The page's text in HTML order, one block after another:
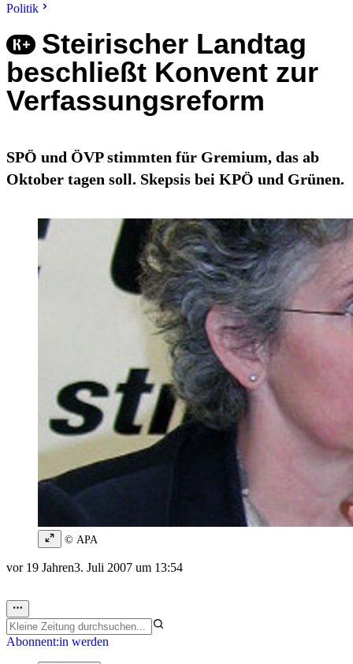
Politik
Steirischer Landtag
beschließt Konvent zur
Verfassungsreform
SPÖ und ÖVP stimmten für Gremium, das ab
Oktober tagen soll. Skepsis bei KPÖ und Grünen.
© APA
vor 19 Jahren3. Juli 2007 um 13:54
Abonnent:in werden